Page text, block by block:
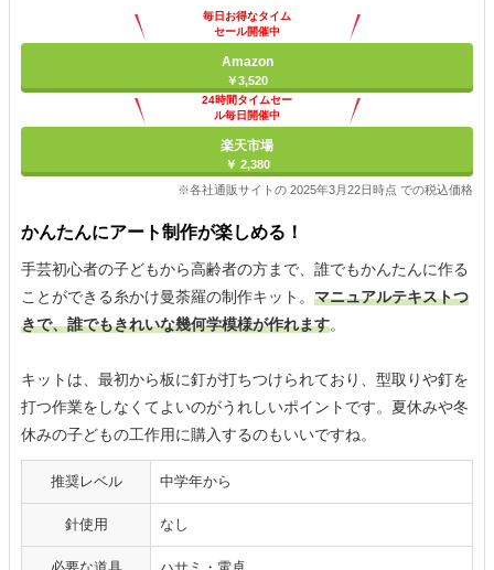
毎日お得なタイム
セール開催中
Amazon
￥3,520
24時間タイムセー
ル毎日開催中
楽天市場
￥ 2,380
※各社通販サイトの 2025年3月22日時点 での税込価格
かんたんにアート制作が楽しめる！
手芸初心者の子どもから高齢者の方まで、誰でもかんたんに作る
ことができる糸かけ曼荼羅の制作キット。 マニュアルテキストつ
きで、誰でもきれいな幾何学模様が作れます。
キットは、最初から板に釘が打ちつけられており、型取りや釘を
打つ作業をしなくてよいのがうれしいポイントです。夏休みや冬
休みの子どもの工作用に購入するのもいいですね。
推奨レベル 中学年から
針使用 なし